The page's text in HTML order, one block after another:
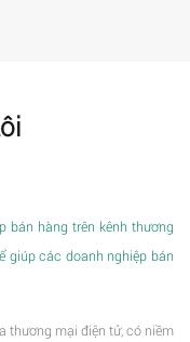
bán hàng trên kênh thương
giúp các doanh nghiệp bán
thương mại điện tử, có niềm